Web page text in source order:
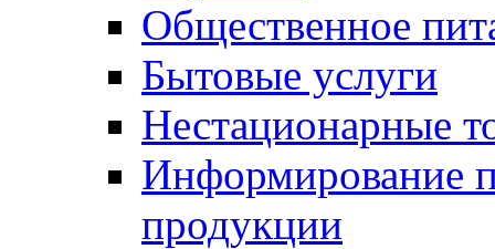
Общественное
Бытовые услуги
Нестационарные
Информирование
продукции